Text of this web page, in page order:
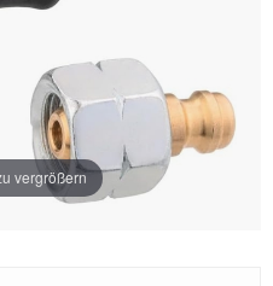
vergrößern